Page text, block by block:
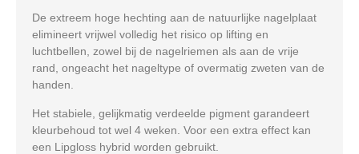
De extreem hoge hechting aan de natuurlijke nagelplaat
elimineert vrijwel volledig het risico op lifting en
luchtbellen, zowel bij de nagelriemen als aan de vrije
rand, ongeacht het nageltype of overmatig zweten van de
handen.
Het stabiele, gelijkmatig verdeelde pigment garandeert
kleurbehoud tot wel 4 weken. Voor een extra effect kan
een Lipgloss hybrid worden gebruikt.